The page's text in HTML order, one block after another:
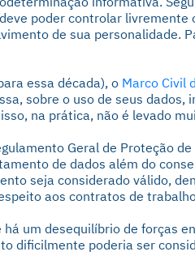
poder controlar livremente
de sua personalidade.
essa década), o Marco Civil
sobre o uso de seus
na prática, não é levado
Geral de Proteção de
de dados além do
seja considerado válido,
aos contratos de
um desequilíbrio de forças
dificilmente poderia ser